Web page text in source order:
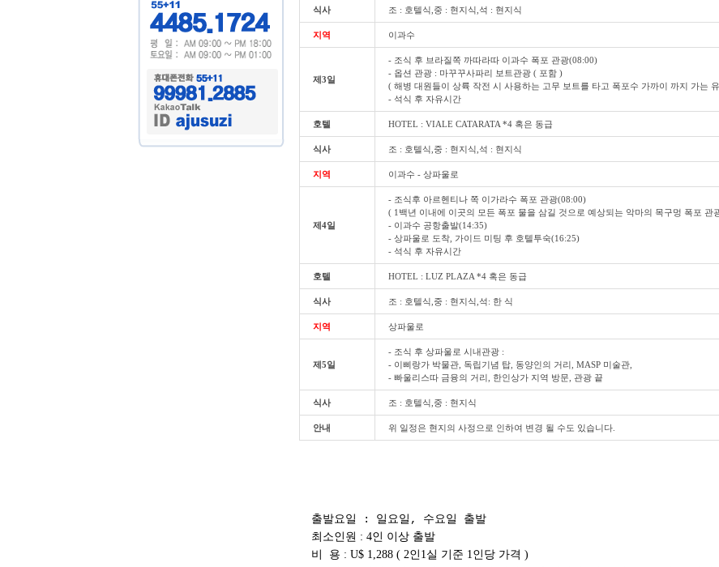
식사 조 : 호텔식,중 : 현지식,석 : 현지식
지역 이과수
제3일
- 조식 후 브라질쪽 까따라따 이과수 폭포 관광(08:00)
- 옵션 관광 : 마꾸꾸사파리 보트관광 ( 포함 )
( 해병 대원들이 상륙 작전 시 사용하는 고무 보트를 타고 폭포수 가까이 까지 가는
- 석식 후 자유시간
호텔 HOTEL : VIALE CATARATA *4 혹은 동급
식사 조 : 호텔식,중 : 현지식,석 : 현지식
지역 이과수 - 상파울로
제4일
- 조식후 아르헨티나 쪽 이가라수 폭포 관광(08:00)
( 1백년 이내에 이곳의 모든 폭포 물을 삼길 것으로 예상되는 악마의 목구멍 폭포 관
- 이과수 공항출발(14:35)
- 상파울로 도착, 가이드 미팅 후 호텔투숙(16:25)
- 석식 후 자유시간
호텔 HOTEL : LUZ PLAZA *4 혹은 동급
식사 조 : 호텔식,중 : 현지식,석: 한 식
지역 상파울로
제5일
- 조식 후 상파울로 시내관광 :
- 이삐랑가 박물관, 독립기념 탑, 동양인의 거리, MASP 미술관,
- 빠울리스따 금융의 거리, 한인상가 지역 방문, 관광 끝
식사 조 : 호텔식,중 : 현지식
안내 위 일정은 현지의 사정으로 인하여 변경 될 수도 있습니다.
출발요일 : 일요일, 수요일 출발
최소인원 : 4인 이상 출발
비 용 : U$ 1,288 ( 2인1실 기준 1인당 가격 )